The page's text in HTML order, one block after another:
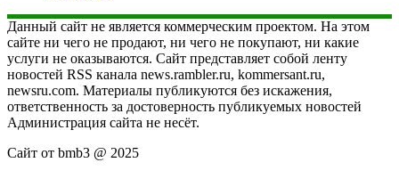
Данный сайт не является коммерческим проектом. На этом
сайте ни чего не продают, ни чего не покупают, ни какие
услуги не оказываются. Сайт представляет собой ленту
новостей RSS канала news.rambler.ru, kommersant.ru,
newsru.com. Материалы публикуются без искажения,
ответственность за достоверность публикуемых новостей
Администрация сайта не несёт.
Сайт от bmb3 @ 2025